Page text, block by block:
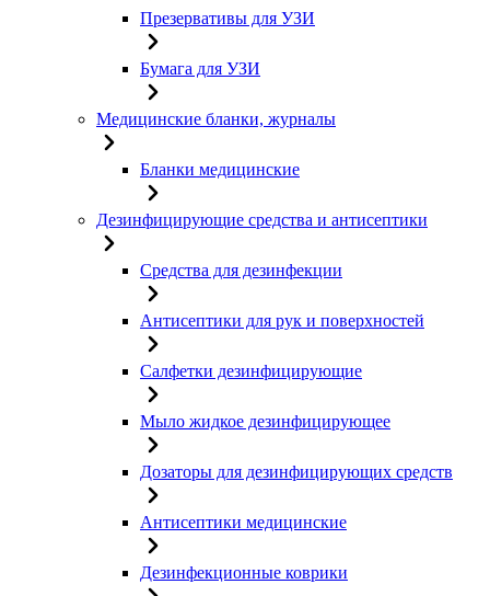
Презервативы для УЗИ
Бумага для УЗИ
Медицинские бланки, журналы
Бланки медицинские
Дезинфицирующие средства и антисептики
Средства для дезинфекции
Антисептики для рук и поверхностей
Салфетки дезинфицирующие
Мыло жидкое дезинфицирующее
Дозаторы для дезинфицирующих средств
Антисептики медицинские
Дезинфекционные коврики